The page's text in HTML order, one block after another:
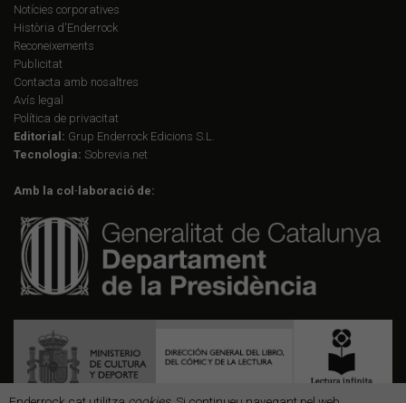
Notícies corporatives
Història d'Enderrock
Reconeixements
Publicitat
Contacta amb nosaltres
Avís legal
Política de privacitat
Editorial: Grup Enderrock Edicions S.L.
Tecnologia: Sobrevia.net
Amb la col·laboració de: